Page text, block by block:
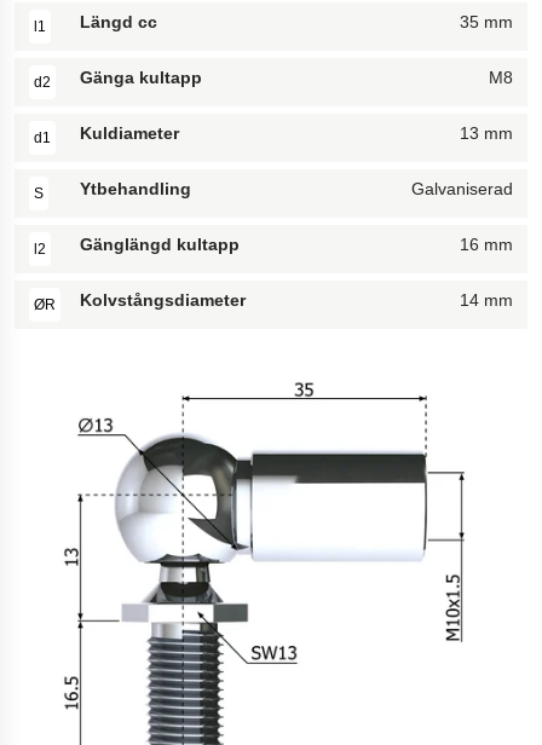
l1 Längd cc 35 mm
d2 Gänga kultapp M8
d1 Kuldiameter 13 mm
S Ytbehandling Galvaniserad
l2 Gänglängd kultapp 16 mm
ØR Kolvstångsdiameter 14 mm